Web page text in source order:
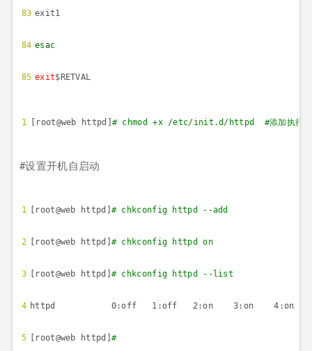
83
84
85
exit1
esac
exit$RETVAL
1 [root@web httpd] # chmod +x /etc/init.d/httpd #添加执行
#设置开机自启动
1
2
3
4
5
[root@web httpd] # chkconfig httpd --add
[root@web httpd] # chkconfig httpd on
[root@web httpd] # chkconfig httpd --list
httpd 0:off 1:off 2:on 3:on 4:on
[root@web httpd] #